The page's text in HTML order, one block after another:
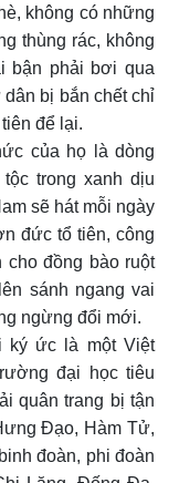
không có những
thùng rác, không
bận phải bơi qua
bị bắn chết chỉ
để lại.
của họ là dòng
trong xanh dịu
sẽ hát mỗi ngày
đức tổ tiên, công
đồng bào ruột
sánh ngang vai
ngừng đổi mới.
ký ức là một Việt
đại học tiêu
quân trang bị tận
Đạo, Hàm Tử,
đoàn, phi đoàn